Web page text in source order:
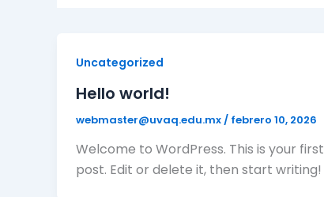
Uncategorized
Hello world!
webmaster@uvaq.edu.mx / febrero 10, 2026
Welcome to WordPress. This is your first
post. Edit or delete it, then start writing!